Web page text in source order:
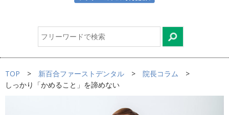
TOP 新百合ファーストデンタル
院長コラム
しっかり「かめること」を諦めない